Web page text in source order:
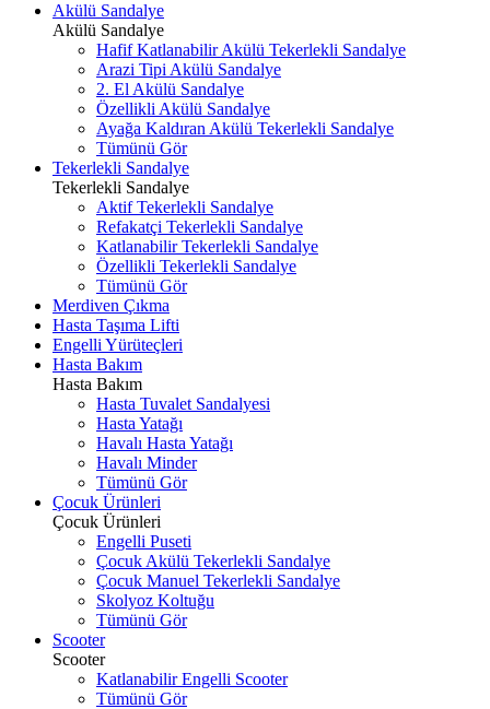
Akülü Sandalye
Akülü Sandalye
Hafif Katlanabilir Akülü Tekerlekli Sandalye
Arazi Tipi Akülü Sandalye
2. El Akülü Sandalye
Özellikli Akülü Sandalye
Ayağa Kaldıran Akülü Tekerlekli Sandalye
Tümünü Gör
Tekerlekli Sandalye
Tekerlekli Sandalye
Aktif Tekerlekli Sandalye
Refakatçi Tekerlekli Sandalye
Katlanabilir Tekerlekli Sandalye
Özellikli Tekerlekli Sandalye
Tümünü Gör
Merdiven Çıkma
Hasta Taşıma Lifti
Engelli Yürüteçleri
Hasta Bakım
Hasta Bakım
Hasta Tuvalet Sandalyesi
Hasta Yatağı
Havalı Hasta Yatağı
Havalı Minder
Tümünü Gör
Çocuk Ürünleri
Çocuk Ürünleri
Engelli Puseti
Çocuk Akülü Tekerlekli Sandalye
Çocuk Manuel Tekerlekli Sandalye
Skolyoz Koltuğu
Tümünü Gör
Scooter
Scooter
Katlanabilir Engelli Scooter
Tümünü Gör